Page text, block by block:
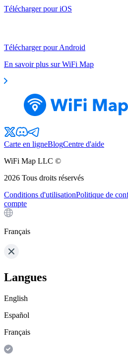
Télécharger pour iOS
Télécharger pour Android
En savoir plus sur WiFi Map
Carte en ligneBlogCentre d'aide
WiFi Map LLC ©
2026 Tous droits réservés
Conditions d'utilisationPolitique de
compte
Français
Langues
English
Español
Français